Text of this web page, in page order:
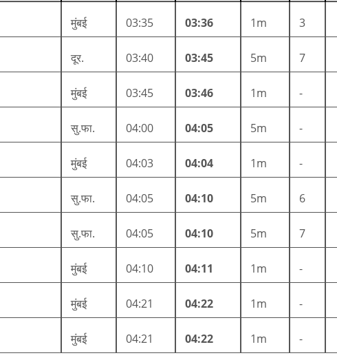
मुंबई 03:35 03:36 1m 3
दूर. 03:40 03:45 5m 7
मुंबई 03:45 03:46 1m -
सु.फा. 04:00 04:05 5m -
मुंबई 04:03 04:04 1m -
सु.फा. 04:05 04:10 5m 6
सु.फा. 04:05 04:10 5m 7
मुंबई 04:10 04:11 1m -
मुंबई 04:21 04:22 1m -
मुंबई 04:21 04:22 1m -